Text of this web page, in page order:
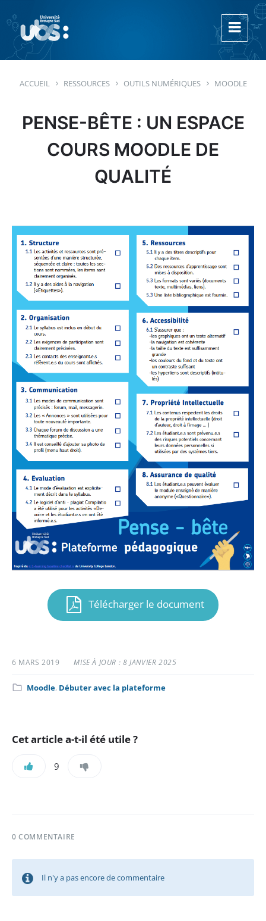
contenu
navigation
principale
footer
ACCUEIL RESSOURCES OUTILS NUMÉRIQUES MOODLE
PENSE-BÊTE : UN ESPACE
COURS MOODLE DE
QUALITÉ
Télécharger le document
6 MARS 2019 MISE À JOUR : 8 JANVIER 2025
Catégorie
Moodle, Débuter avec la plateforme
Cet article a-t-il été utile ?
9
0 COMMENTAIRE
Il n'y a pas encore de commentaire